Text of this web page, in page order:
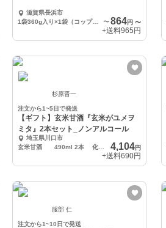
滋賀県長浜市
1袋360g入り×1袋（コップ約4杯分）
〜 864円〜
+送料965円
杉原晋一
注文から1~5日で発送
【ギフト】玄米甘酒『玄米がユメヲ
ミタ』2本セット_ノンアルコール
埼玉県川口市
玄米甘酒 490ml 2本 化粧箱入り
4,104円
+送料690円
服部 仁
注文から1~10日で発送